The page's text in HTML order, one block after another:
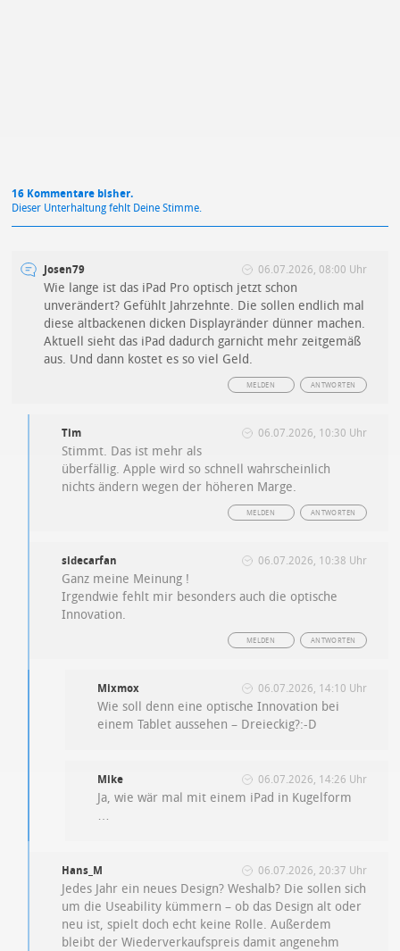
16 Kommentare bisher.
Dieser Unterhaltung fehlt Deine Stimme.
Josen79 06.07.2026, 08:00 Uhr
Wie lange ist das iPad Pro optisch jetzt schon
unverändert? Gefühlt Jahrzehnte. Die sollen endlich mal
diese altbackenen dicken Displayränder dünner machen.
Aktuell sieht das iPad dadurch garnicht mehr zeitgemäß
aus. Und dann kostet es so viel Geld.
ANTWORTEN
MELDEN
Tim 06.07.2026, 10:30 Uhr
Stimmt. Das ist mehr als
überfällig. Apple wird so schnell wahrscheinlich
nichts ändern wegen der höheren Marge.
ANTWORTEN
MELDEN
sidecarfan 06.07.2026, 10:38 Uhr
Ganz meine Meinung !
Irgendwie fehlt mir besonders auch die optische
Innovation.
ANTWORTEN
MELDEN
Mixmox 06.07.2026, 14:10 Uhr
Wie soll denn eine optische Innovation bei
einem Tablet aussehen – Dreieckig?:-D
Mike 06.07.2026, 14:26 Uhr
Ja, wie wär mal mit einem iPad in Kugelform
…
Hans_M 06.07.2026, 20:37 Uhr
Jedes Jahr ein neues Design? Weshalb? Die sollen sich
um die Useability kümmern – ob das Design alt oder
neu ist, spielt doch echt keine Rolle. Außerdem
bleibt der Wiederverkaufspreis damit angenehm